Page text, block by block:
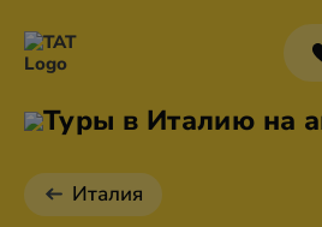
Туры в Италию на
Италия